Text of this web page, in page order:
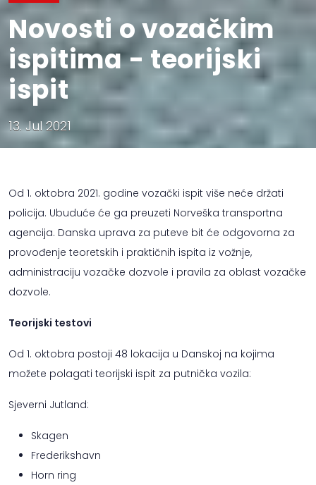
Novosti o vozačkim
ispitima - teorijski
ispit
13. Jul 2021
Od 1. oktobra 2021. godine vozački ispit više neće držati
policija. Ubuduće će ga preuzeti Norveška transportna
agencija. Danska uprava za puteve bit će odgovorna za
provođenje teoretskih i praktičnih ispita iz vožnje,
administraciju vozačke dozvole i pravila za oblast vozačke
dozvole.
Teorijski testovi
Od 1. oktobra postoji 48 lokacija u Danskoj na kojima
možete polagati teorijski ispit za putnička vozila:
Sjeverni Jutland:
Skagen
Frederikshavn
Horn ring